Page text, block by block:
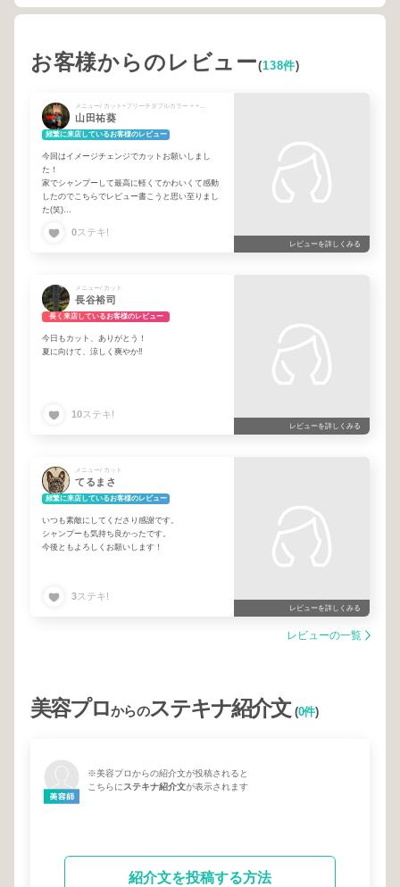
お客様からのレビュー(138件)
山田祐葵
頻繁に来店しているお客様のレビュー
今回はイメージチェンジでカットお願いしまし
た！
家でシャンプーして最高に軽くてかわいくて感動
したのでこちらでレビュー書こうと思い至りまし
た(笑)
ハイトーンロングの扱いにくい髪ををカットでイ
またよろしくお願いいたします。
0ステキ!
レビューを詳しくみる
メニュー/ カット
長谷裕司
長く来店しているお客様のレビュー
今日もカット、ありがとう！
夏に向けて、涼しく爽やか‼︎
10ステキ!
レビューを詳しくみる
メニュー/ カット
てるまさ
頻繁に来店しているお客様のレビュー
いつも素敵にしてくださり感謝です。
シャンプーも気持ち良かったです。
今後ともよろしくお願いします！
3ステキ!
レビューを詳しくみる
レビューの一覧
美容プロからのステキナ紹介文(0件)
※美容プロからの紹介文が投稿されると
こちらにステキナ紹介文が表示されます
紹介文を投稿する方法